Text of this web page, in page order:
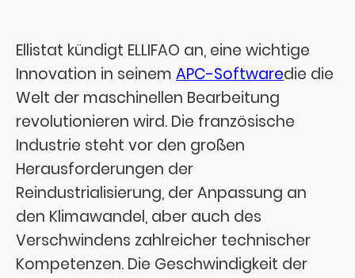
Ellistat kündigt ELLIFAO an, eine wichtige
Innovation in seinem APC-Softwaredie die
Welt der maschinellen Bearbeitung
revolutionieren wird. Die französische
Industrie steht vor den großen
Herausforderungen der
Reindustrialisierung, der Anpassung an
den Klimawandel, aber auch des
Verschwindens zahlreicher technischer
Kompetenzen. Die Geschwindigkeit der